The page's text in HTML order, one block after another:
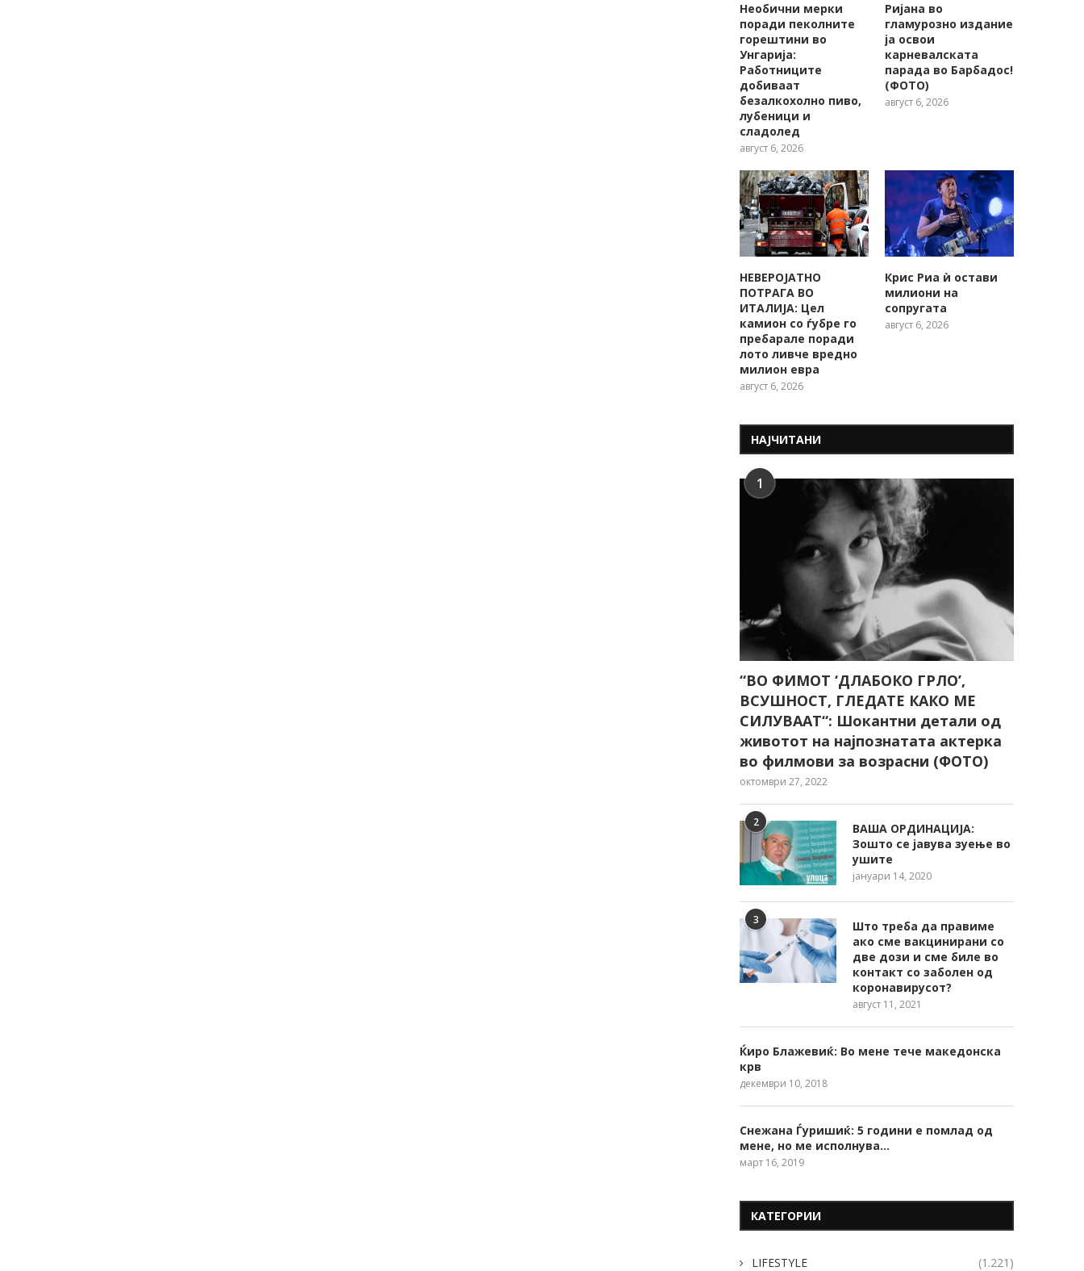
Необични мерки
поради пеколните
горештини во
Унгарија:
Работниците
добиваат
безалкохолно пиво,
лубеници и
сладолед
август 6, 2026
Ријана во
гламурозно издание
ја освои
карневалската
парада во Барбадос!
(ФОТО)
август 6, 2026
НЕВЕРОЈАТНО
ПОТРАГА ВО
ИТАЛИЈА: Цел
камион со ѓубре го
пребарале поради
лото ливче вредно
милион евра
август 6, 2026
Крис Риа ѝ остави
милиони на
сопругата
август 6, 2026
НАЈЧИТАНИ
1
“ВО ФИМОТ ‘ДЛАБОКО ГРЛО’,
ВСУШНОСТ, ГЛЕДАТЕ КАКО МЕ
СИЛУВААТ“: Шокантни детали од
животот на најпознатата актерка
во филмови за возрасни (ФОТО)
октомври 27, 2022
2
ВАША ОРДИНАЦИЈА:
Зошто се јавува зуење во
ушите
јануари 14, 2020
3
Што треба да правиме
ако сме вакцинирани со
две дози и сме биле во
контакт со заболен од
коронавирусот?
август 11, 2021
Ќиро Блажевиќ: Во мене тече македонска
крв
декември 10, 2018
Снежана Ѓуришиќ: 5 години е помлад од
мене, но ме исполнува…
март 16, 2019
КАТЕГОРИИ
LIFESTYLE (1.221)